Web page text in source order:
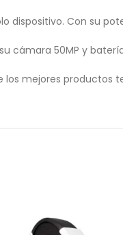
dispositivo. Con su
cámara 50MP y
los mejores productos